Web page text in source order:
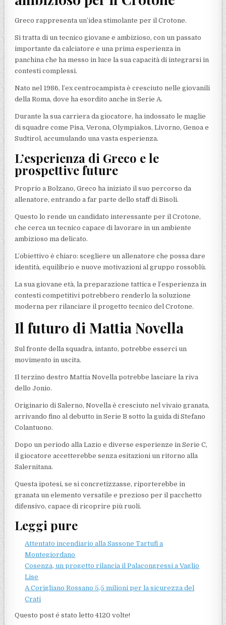
Greco rappresenta un’idea stimolante per il Crotone.
Si tratta di un tecnico giovane e ambizioso, con un passato
importante da calciatore e una prima esperienza in
panchina che ha messo in luce la sua capacità di integrarsi in
contesti complessi.
Nato nel 1986, l’ex centrocampista è cresciuto nelle giovanili
della Roma, dove ha esordito anche in Serie A.
Durante la sua carriera da giocatore, ha indossato le maglie
di squadre come Pisa, Verona, Olympiakos, Livorno, Genoa e
Sudtirol, accumulando una vasta esperienza.
L’esperienza di Greco e le
prospettive future
Proprio a Bolzano, Greco ha iniziato il suo percorso da
allenatore, entrando a far parte dello staff di Bisoli.
Questo lo rende un candidato interessante per il Crotone,
che cerca un tecnico capace di lavorare in un ambiente
ambizioso ma delicato.
L’obiettivo è chiaro: scegliere un allenatore che possa dare
identità, equilibrio e nuove motivazioni al gruppo rossoblù.
La sua giovane età, la preparazione tattica e l’esperienza in
contesti competitivi potrebbero renderlo la soluzione
moderna per rilanciare il progetto tecnico del Crotone.
Il futuro di Mattia Novella
Sul fronte della squadra, intanto, potrebbe esserci un
movimento in uscita.
Il terzino destro Mattia Novella potrebbe lasciare la riva
dello Jonio.
Originario di Salerno, Novella è cresciuto nel vivaio granata,
arrivando fino al debutto in Serie B sotto la guida di Stefano
Colantuono.
Dopo un periodo alla Lazio e diverse esperienze in Serie C,
il giocatore accetterebbe senza esitazioni un ritorno alla
Salernitana.
Questa ipotesi, se si concretizzasse, riporterebbe in
granata un elemento versatile e prezioso per il pacchetto
difensivo, capace di ricoprire più ruoli.
Leggi pure
Attentato incendiario alla Sassone Tartufi a
Montegiordano
Cosenza, un progetto rilancia il Palacongressi a Vaglio
Lise
A Corigliano Rossano 5,5 milioni per la sicurezza del
Crati
Questo post é stato letto 4120 volte!